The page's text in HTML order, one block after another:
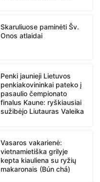
Skaruliuose paminėti Šv.
Onos atlaidai
Penki jaunieji Lietuvos
penkiakovininkai pateko į
pasaulio čempionato
finalus Kaune: ryškiausiai
sužibėjo Liutauras Valeika
Vasaros vakarienė:
vietnamietiška grilyje
kepta kiauliena su ryžių
makaronais (Bún chả)